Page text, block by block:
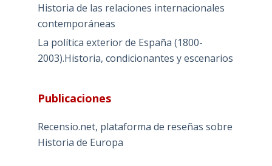
Historia de las relaciones internacionales
contemporáneas
La política exterior de España (1800-
2003).Historia, condicionantes y escenarios
Publicaciones
Recensio.net, plataforma de reseñas sobre
Historia de Europa